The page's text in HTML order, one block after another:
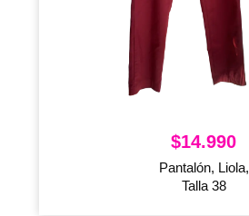
$14.990
Pantalón, Liola,
Talla 38